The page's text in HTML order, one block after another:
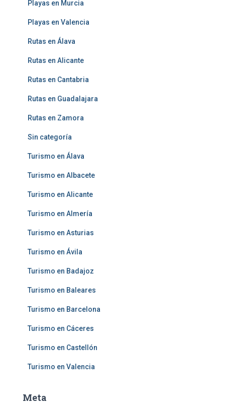
Playas en Murcia
Playas en Valencia
Rutas en Álava
Rutas en Alicante
Rutas en Cantabria
Rutas en Guadalajara
Rutas en Zamora
Sin categoría
Turismo en Álava
Turismo en Albacete
Turismo en Alicante
Turismo en Almería
Turismo en Asturias
Turismo en Ávila
Turismo en Badajoz
Turismo en Baleares
Turismo en Barcelona
Turismo en Cáceres
Turismo en Castellón
Turismo en Valencia
Meta